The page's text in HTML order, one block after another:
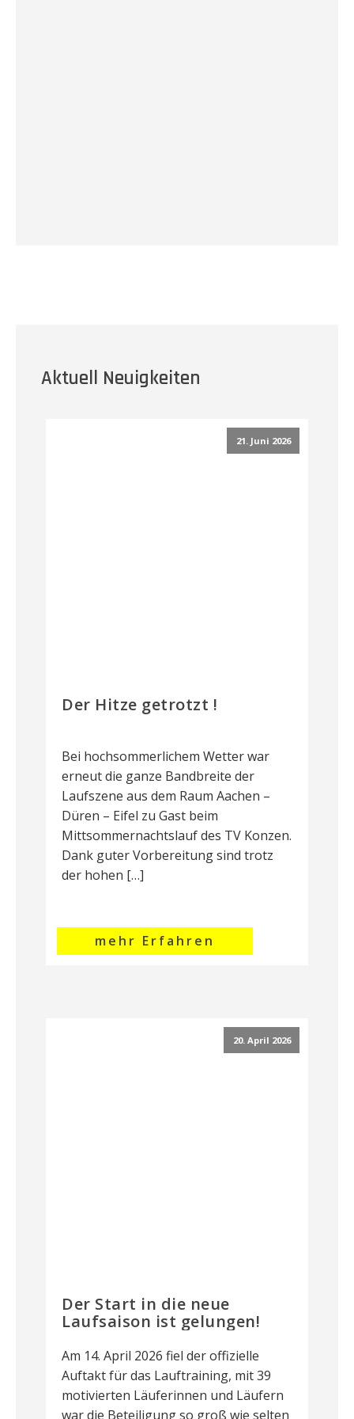
Aktuell Neuigkeiten
21. Juni 2026
Der Hitze getrotzt !
Bei hochsommerlichem Wetter war
erneut die ganze Bandbreite der
Laufszene aus dem Raum Aachen –
Düren – Eifel zu Gast beim
Mittsommernachtslauf des TV Konzen.
Dank guter Vorbereitung sind trotz
der hohen […]
mehr Erfahren
20. April 2026
Der Start in die neue
Laufsaison ist gelungen!
Am 14. April 2026 fiel der offizielle
Auftakt für das Lauftraining, mit 39
motivierten Läuferinnen und Läufern
war die Beteiligung so groß wie selten